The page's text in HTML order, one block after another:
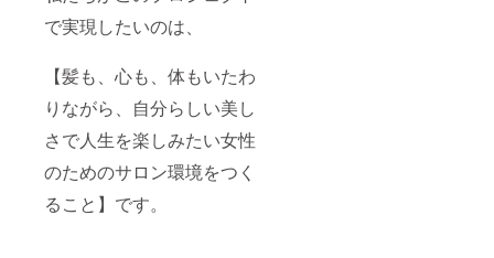
で実現したいのは、
【髪も、心も、体もいたわ
りながら、自分らしい美し
さで人生を楽しみたい女性
のためのサロン環境をつく
ること】です。